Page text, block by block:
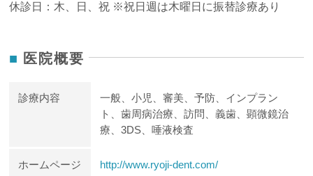
休診日：木、日、祝 ※祝日週は木曜日に振替診療あり
医院概要
診療内容
一般、小児、審美、予防、インプラン
ト、歯周病治療、訪問、義歯、顕微鏡治
療、3DS、唾液検査
ホームページ http://www.ryoji-dent.com/